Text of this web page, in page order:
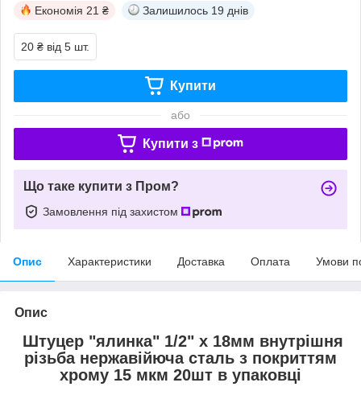
Економія 21 ₴ Залишилось 19 днів
20 ₴ від 5 шт.
Купити
або
Купити з
Що таке купити з Пром?
Замовлення під захистом
Опис Характеристики Доставка Оплата Умови
Опис
Штуцер "ялинка" 1/2" х 18мм внутрішня
різьба нержавійюча сталь з покриттям
хрому 15 мкм 20шт в упаковці